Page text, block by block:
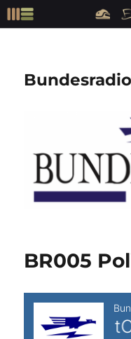
Bundesradio
BR005